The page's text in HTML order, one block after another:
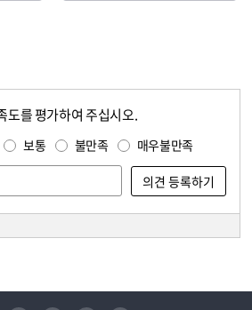
도를 평가하여 주십시오.
보통 불만족 매우불만족
페이스북 인스타그램 블로그 트위터